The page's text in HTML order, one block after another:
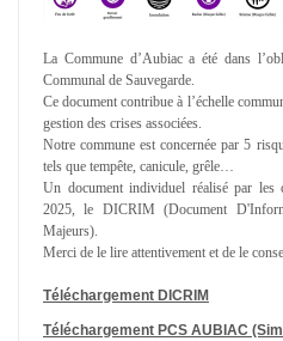
La Commune d’Aubiac a été dans
Communal de Sauvegarde.
Ce document contribue à l’échelle
gestion des crises associées.
Notre commune est concernée par 5
tels que tempête, canicule, grêle…
Un document individuel réalisé par les
2025, le DICRIM (Document
Majeurs).
Merci de le lire attentivement et de le
Téléchargement DICRIM
Téléchargement PCS AUBIAC